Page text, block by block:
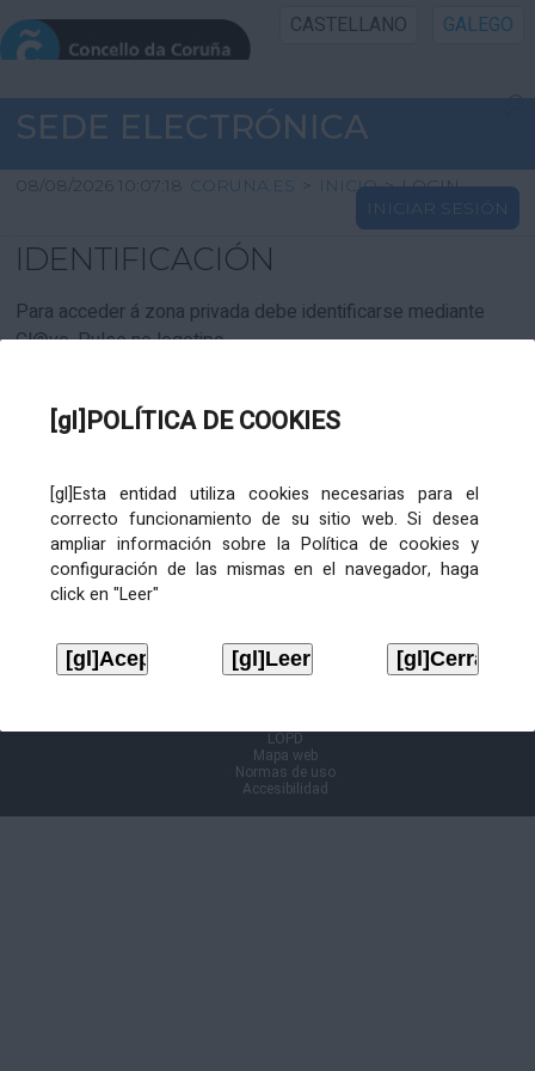
[gl]POLÍTICA DE COOKIES
[gl]Esta entidad utiliza cookies necesarias para el
correcto funcionamiento de su sitio web. Si desea
ampliar información sobre la Política de cookies y
configuración de las mismas en el navegador, haga
click en "Leer"
CASTELLANO GALEGO
INICIO SEDE
INICIO
INFORMACIÓN PÚBLICA
CARTAFOL CIDADÁN
SEDE ELECTRÓNICA
08/08/2026 10:07:18 CORUNA.ES > INICIO > LOGIN
INICIAR SESIÓN
IDENTIFICACIÓN
Para acceder á zona privada debe identificarse mediante
Cl@ve. Pulse no logotipo
LOPD
Mapa web
Normas de uso
Accesibilidad